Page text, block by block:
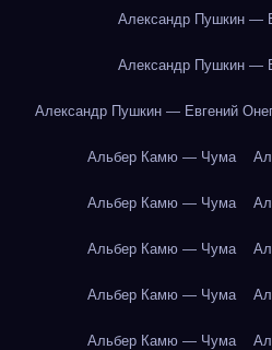
Александр Пушкин —
Александр Пушкин —
Александр Пушкин — Евгений
Альбер Камю — Чума
Альбер Камю — Чума
Альбер Камю — Чума
Альбер Камю — Чума
Альбер Камю — Чума